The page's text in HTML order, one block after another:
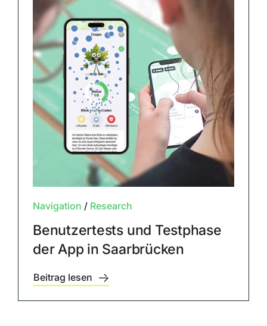
Navigation / Research
Benutzertests und Testphase
der App in Saarbrücken
Beitrag lesen